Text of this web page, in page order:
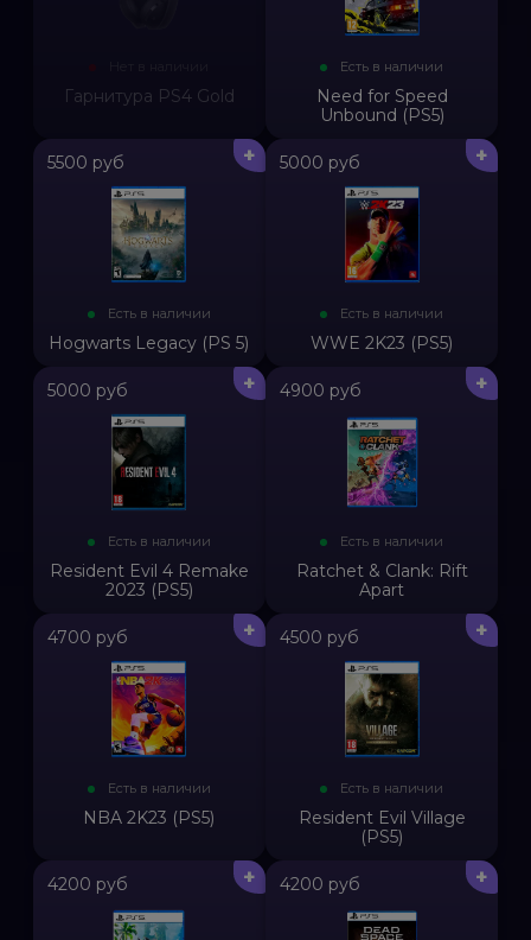
Гарнитура PS4 Gold
Есть в наличии
Need for Speed
Unbound (PS5)
+
5500 руб
Есть в наличии
Hogwarts Legacy (PS 5)
+
5000 руб
Есть в наличии
WWE 2K23 (PS5)
+
5000 руб
Есть в наличии
Resident Evil 4 Remake
2023 (PS5)
+
4900 руб
Есть в наличии
Ratchet & Clank: Rift
Apart
+
4700 руб
Есть в наличии
NBA 2K23 (PS5)
+
4500 руб
Есть в наличии
Resident Evil Village
(PS5)
+
4200 руб +
4200 руб